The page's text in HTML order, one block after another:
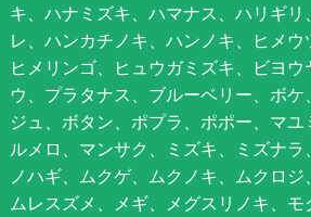
キ、ハナミズキ、ハマナス、ハリギ
レ、ハンカチノキ、ハンノキ、ヒメウ
ヒメリンゴ、ヒュウガミズキ、ビヨ
ウ、プラタナス、ブルーベリー、ボケ
ジュ、ボタン、ポプラ、ポポー、マ
ルメロ、マンサク、ミズキ、ミズナ
ノハギ、ムクゲ、ムクノキ、ムクロジ
ムレスズメ、メギ、メグスリノキ、モ